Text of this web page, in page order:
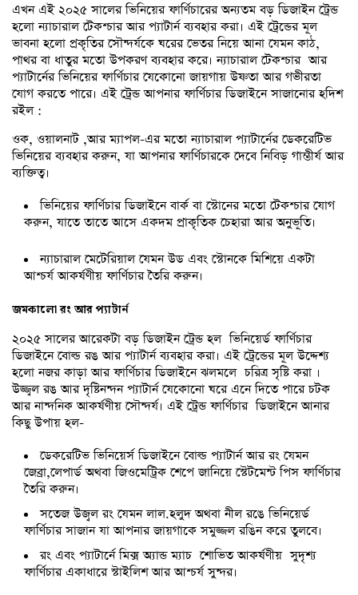
এখন এই ২০২৫ সালের ভিনিয়ের ফার্ণিচারের অন্যতম বড় ডিজাইন ট্রেন্ড
হলো ন্যাচারাল টেকশ্চার আর প্যাটার্ন ব্যবহার করা। এই ট্রেন্ডের মূল
ভাবনা হলো প্রকৃতির সৌন্দর্যকে ঘরের ভেতর নিয়ে আনা যেমন কাঠ,
পাথর বা ধাতুর মতো উপকরণ ব্যবহার করে। ন্যাচারাল টেকশ্চার আর
প্যাটার্নের ভিনিয়ের ফার্ণিচার যেকোনো জায়গায় উষ্ণতা আর গভীরতা
যোগ করতে পারে। এই ট্রেন্ড আপনার ফার্ণিচার ডিজাইনে সাজানোর হদিশ
রইল :
ওক, ওয়ালনাট ,আর ম্যাপল-এর মতো ন্যাচারাল প্যাটার্নের ডেকরেটিভ
ভিনিয়ের ব্যবহার করুন, যা আপনার ফার্ণিচারকে দেবে নিবিড় গাম্ভীর্য আর
ব্যক্তিত্ব।
ভিনিয়ের ফার্ণিচার ডিজাইনে বার্ক বা স্টোনের মতো টেকশ্চার যোগ
করুন, যাতে তাতে আসে একদম প্রাকৃতিক চেহারা আর অনুভূতি।
ন্যাচারাল মেটেরিয়াল যেমন উড এবং স্টোনকে মিশিয়ে একটা
আশ্চর্য আকর্ষণীয় ফার্ণিচার তৈরি করুন।
জমকালো রং আর প্যাটার্ন
২০২৫ সালের আরেকটা বড় ডিজাইন ট্রেন্ড হল ভিনিয়ের্ড ফার্ণিচার
ডিজাইনে বোল্ড রঙ আর প্যাটার্ন ব্যবহার করা। এই ট্রেন্ডের মূল উদ্দেশ্য
হলো নজর কাড়া আর ফার্ণিচার ডিজাইনে ঝলমলে চরিত্র সৃষ্টি করা ।
উজ্জ্বল রঙ আর দৃষ্টিনন্দন প্যাটার্ন যেকোনো ঘরে এনে দিতে পারে চটক
আর নান্দনিক আকর্ষণীয় সৌন্দর্য। এই ট্রেন্ড ফার্ণিচার ডিজাইনে আনার
কিছু উপায় হল-
ডেকরেটিভ ভিনিয়ের্স ডিজাইনে বোল্ড প্যাটার্ন আর রং যেমন
জেব্রা,লেপার্ড অথবা জিওমেট্রিক শেপে জানিয়ে স্টেটমেন্ট পিস ফার্ণিচার
তৈরি করুন।
সতেজ উজ্বল রং যেমন লাল.হলুদ অথবা নীল রঙে ভিনিয়ের্ড
ফার্ণিচার সাজান যা আপনার জায়গাকে সমুজ্জল রঙিন করে তুলবে।
রং এবং প্যাটার্নে মিক্স অ্যান্ড ম্যাচ শোভিত আকর্ষণীয় সুদৃশ্য
ফার্ণিচার একাধারে স্টাইলিশ আর আশ্চর্য সুন্দর।